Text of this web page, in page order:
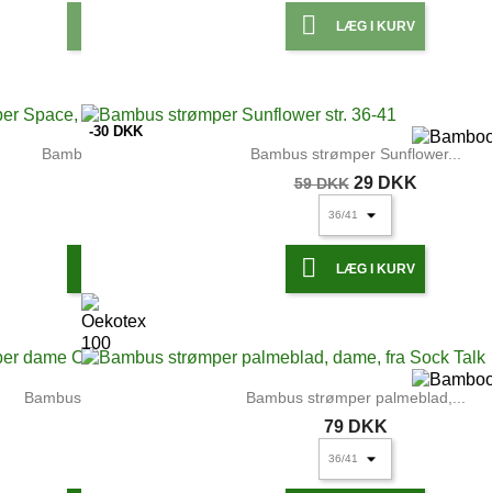
 LÆG I KURV
Bambus strømper Space,...
Bambus strømper Sunflower...
59 DKK 29 DKK
 LÆG I KURV
-30 DKK
Bambus strømper dame Crazy...Bambus strømper palmeblad,...
79 DKK